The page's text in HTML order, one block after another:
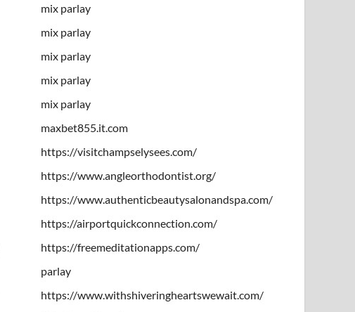
mix parlay
mix parlay
mix parlay
mix parlay
mix parlay
maxbet855.it.com
https://visitchampselysees.com/
https://www.angleorthodontist.org/
https://www.authenticbeautysalonandspa.com/
https://airportquickconnection.com/
https://freemeditationapps.com/
parlay
https://www.withshiveringheartswewait.com/